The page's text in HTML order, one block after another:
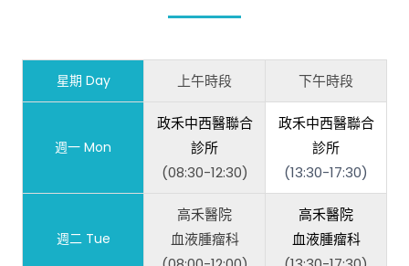
星期 Day 上午時段 下午時段
週一 Mon
政禾中西醫聯合
診所
(08:30-12:30)
政禾中西醫聯合
診所
(13:30-17:30)
週二 Tue
高禾醫院
血液腫瘤科
高禾醫院
血液腫瘤科